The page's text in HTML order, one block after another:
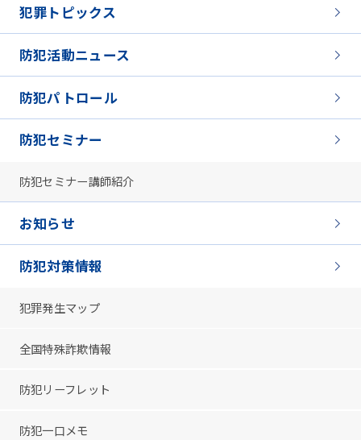
犯罪トピックス
防犯活動ニュース
防犯パトロール
防犯セミナー
防犯セミナー講師紹介
お知らせ
防犯対策情報
犯罪発生マップ
全国特殊詐欺情報
防犯リーフレット
防犯一口メモ